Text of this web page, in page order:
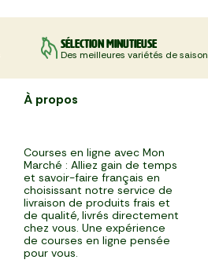
Sélection minutieuse
Des meilleures variétés de saison
À propos
Courses en ligne avec Mon
Marché : Alliez gain de temps
et savoir-faire français en
choisissant notre service de
livraison de produits frais et
de qualité, livrés directement
chez vous. Une expérience
de courses en ligne pensée
pour vous.